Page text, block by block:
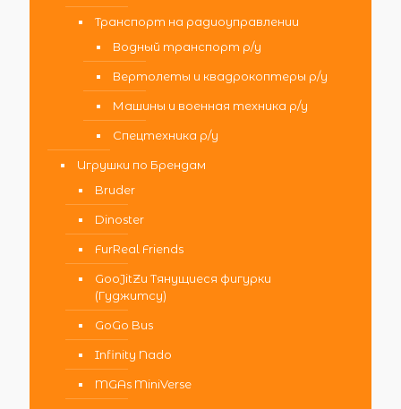
Транспорт на радиоуправлении
Водный транспорт р/у
Вертолеты и квадрокоптеры р/у
Машины и военная техника р/у
Спецтехника р/у
Игрушки по Брендам
Bruder
Dinoster
FurReal Friends
GooJitZu Тянущиеся фигурки
(Гуджитсу)
GoGo Bus
Infinity Nado
MGAs MiniVerse